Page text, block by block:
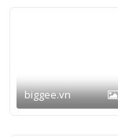
biggee.vn